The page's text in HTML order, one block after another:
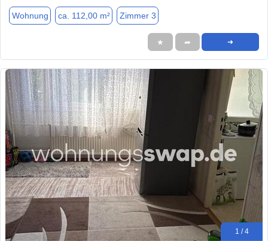
Wohnung ca. 112,00 m² Zimmer 3
★ ➦ ➜
1 / 4